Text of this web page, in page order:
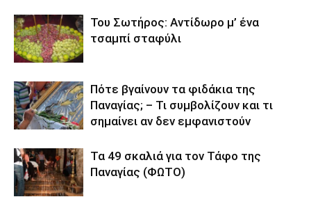
Του Σωτήρος: Αντίδωρο μ’ ένα
τσαμπί σταφύλι
Πότε βγαίνουν τα φιδάκια της
Παναγίας; – Τι συμβολίζουν και τι
σημαίνει αν δεν εμφανιστούν
Τα 49 σκαλιά για τον Τάφο της
Παναγίας (ΦΩΤΟ)